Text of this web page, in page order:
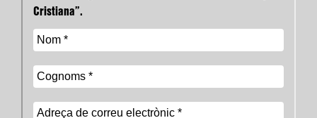
Cristiana”.